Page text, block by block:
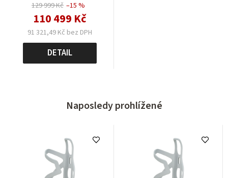
129 999 Kč
91 321,49 Kč bez DPH
110 499 Kč
–15 %
DETAIL
Naposledy prohlížené